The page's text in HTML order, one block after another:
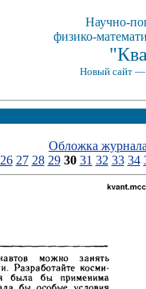
Научно-
физико-
Новый сайт —
Обложка журнала
26 27 28 29 30 31 32 33 34